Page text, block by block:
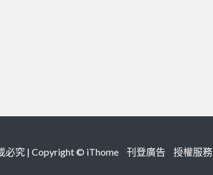
必究 | Copyright © iThome 刊登廣告 授權服務